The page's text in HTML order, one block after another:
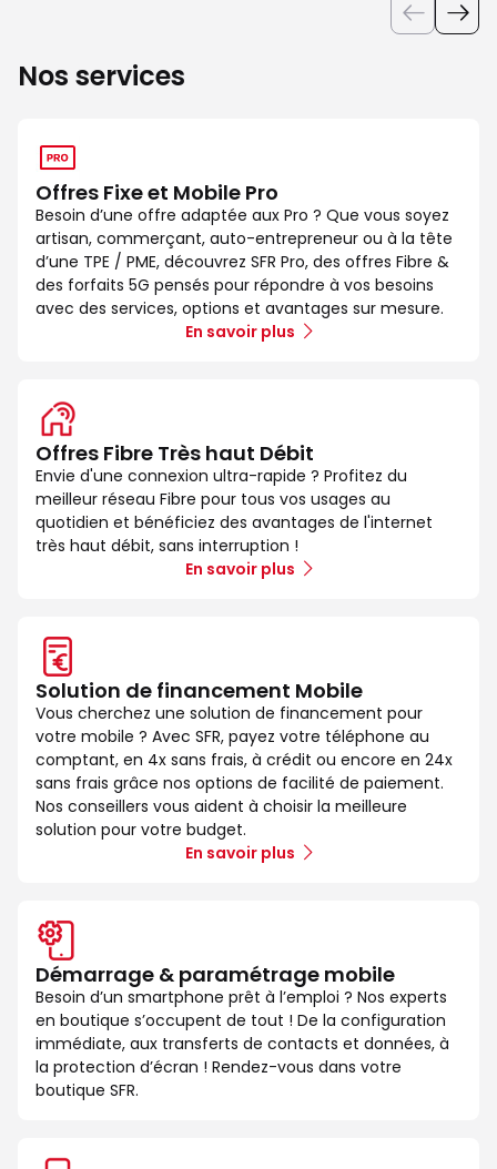
Nos services
Offres Fixe et Mobile Pro
Besoin d’une offre adaptée aux Pro ? Que vous soyez
artisan, commerçant, auto-entrepreneur ou à la tête
d’une TPE / PME, découvrez SFR Pro, des offres Fibre &
des forfaits 5G pensés pour répondre à vos besoins
avec des services, options et avantages sur mesure.
En savoir plus
Offres Fibre Très haut Débit
Envie d'une connexion ultra-rapide ? Profitez du
meilleur réseau Fibre pour tous vos usages au
quotidien et bénéficiez des avantages de l'internet
très haut débit, sans interruption !
En savoir plus
Solution de financement Mobile
Vous cherchez une solution de financement pour
votre mobile ? Avec SFR, payez votre téléphone au
comptant, en 4x sans frais, à crédit ou encore en 24x
sans frais grâce nos options de facilité de paiement.
Nos conseillers vous aident à choisir la meilleure
solution pour votre budget.
En savoir plus
Démarrage & paramétrage mobile
Besoin d’un smartphone prêt à l’emploi ? Nos experts
en boutique s’occupent de tout ! De la configuration
immédiate, aux transferts de contacts et données, à
la protection d’écran ! Rendez-vous dans votre
boutique SFR.